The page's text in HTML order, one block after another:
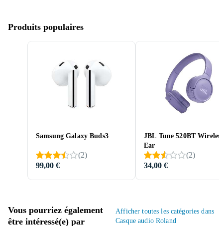
Produits populaires
Samsung Galaxy Buds3
(2)
99,00 €
JBL Tune 520BT
Ear
(2)
34,00 €
Vous pourriez également
être intéressé(e) par
Afficher toutes les catégories dans
Casque audio Roland